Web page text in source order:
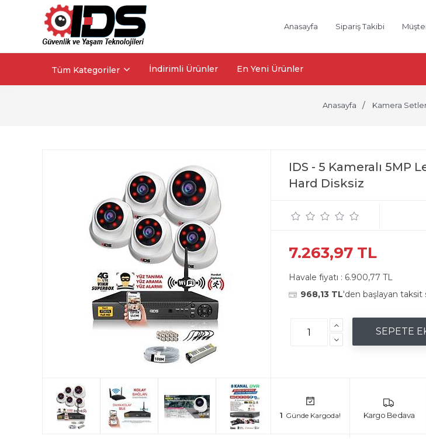
Anasayfa Sipariş Takibi
Tüm Kategoriler İndirimli Ürünler En Yeni Ürünler
Anasayfa Kamera
IDS - 5 Kameralı 5MP
Hard Disksiz
7.263,97 TL
Havale fiyatı : 6.900,77 TL
968,13 TL'den başlayan taksit
1